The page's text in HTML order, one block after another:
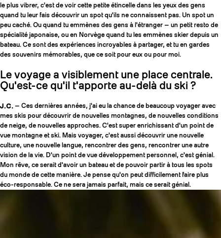
le plus vibrer, c'est de voir cette petite étincelle dans les yeux des gens
quand tu leur fais découvrir un spot qu'ils ne connaissent pas. Un spot un
peu caché. Ou quand tu emmènes des gens à l'étranger — un petit resto de
spécialité japonaise, ou en Norvège quand tu les emmènes skier depuis un
bateau. Ce sont des expériences incroyables à partager, et tu en gardes
des souvenirs mémorables, que ce soit pour eux ou pour moi.
Le voyage a visiblement une place centrale.
Qu'est-ce qu'il t'apporte au-delà du ski ?
J.C. — Ces dernières années, j'ai eu la chance de beaucoup voyager avec
mes skis pour découvrir de nouvelles montagnes, de nouvelles conditions
de neige, de nouvelles approches. C'est super enrichissant d'un point de
vue montagne et ski. Mais voyager, c'est aussi découvrir une nouvelle
culture, une nouvelle langue, rencontrer des gens, rencontrer une autre
vision de la vie. D'un point de vue développement personnel, c'est génial.
Mon rêve, ce serait d'avoir un bateau et de pouvoir partir à tous les spots
du monde de cette manière. Je pense qu'on peut difficilement faire plus
éco-responsable. Ce ne sera jamais parfait, mais ce serait génial.